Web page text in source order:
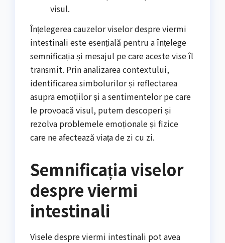
visul.
Înțelegerea cauzelor viselor despre viermi
intestinali este esențială pentru a înțelege
semnificația și mesajul pe care aceste vise îl
transmit. Prin analizarea contextului,
identificarea simbolurilor și reflectarea
asupra emoțiilor și a sentimentelor pe care
le provoacă visul, putem descoperi și
rezolva problemele emoționale și fizice
care ne afectează viața de zi cu zi.
Semnificația viselor
despre viermi
intestinali
Visele despre viermi intestinali pot avea